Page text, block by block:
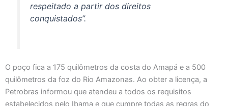
respeitado a partir dos direitos
conquistados”.
O poço fica a 175 quilômetros da costa do Amapá e a 500
quilômetros da foz do Rio Amazonas. Ao obter a licença, a
Petrobras informou que atendeu a todos os requisitos
estabelecidos pelo Ibama e que cumpre todas as regras do